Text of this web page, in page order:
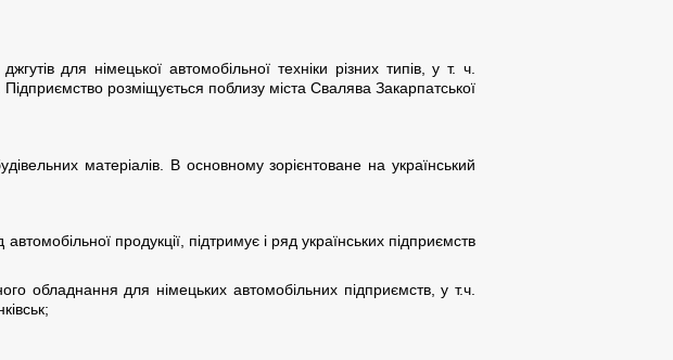
для німецької автомобільної техніки різних типів, у т. ч.
Підприємство розміщується поблизу міста Свалява Закарпатської
матеріалів. В основному зорієнтоване на український
продукції, підтримує і ряд українських підприємств
обладнання для німецьких автомобільних підприємств, у т.ч.